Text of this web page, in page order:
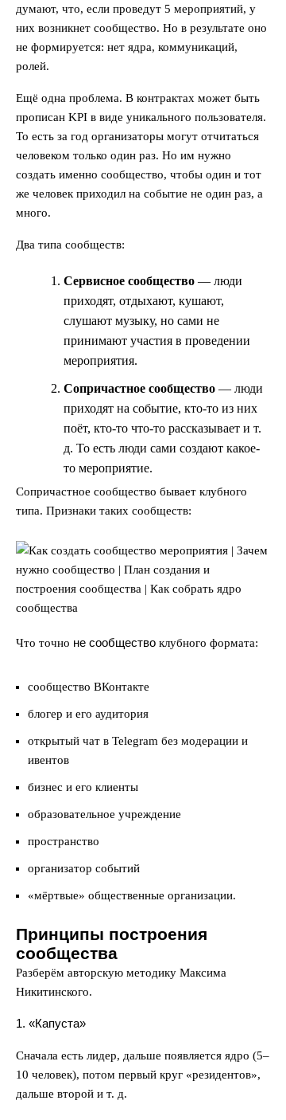
думают, что, если проведут 5 мероприятий, у
них возникнет сообщество. Но в результате оно
не формируется: нет ядра, коммуникаций,
ролей.
Ещё одна проблема. В контрактах может быть
прописан KPI в виде уникального пользователя.
То есть за год организаторы могут отчитаться
человеком только один раз. Но им нужно
создать именно сообщество, чтобы один и тот
же человек приходил на событие не один раз, а
много.
Два типа сообществ:
Сервисное сообщество — люди
приходят, отдыхают, кушают,
слушают музыку, но сами не
принимают участия в проведении
мероприятия.
Сопричастное сообщество — люди
приходят на событие, кто-то из них
поёт, кто-то что-то рассказывает и т.
д. То есть люди сами создают какое-
то мероприятие.
Сопричастное сообщество бывает клубного
типа. Признаки таких сообществ:
Что точно не сообщество клубного формата:
сообщество ВКонтакте
блогер и его аудитория
открытый чат в Telegram без модерации и
ивентов
бизнес и его клиенты
образовательное учреждение
пространство
организатор событий
«мёртвые» общественные организации.
Принципы построения
сообщества
Разберём авторскую методику Максима
Никитинского.
1. «Капуста»
Сначала есть лидер, дальше появляется ядро (5–
10 человек), потом первый круг «резидентов»,
дальше второй и т. д.